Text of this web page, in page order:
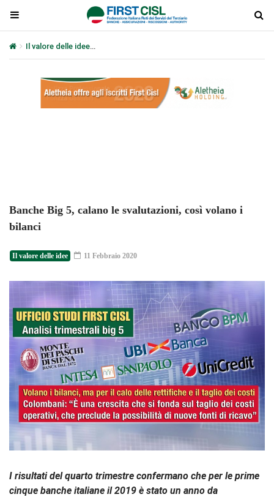
Il valore delle idee
Banche Big 5, calano le svalutazioni, così volano i
bilanci
Il valore delle idee 11 Febbraio 2020
I risultati del quarto trimestre confermano che per le prime
cinque banche italiane il 2019 è stato un anno da